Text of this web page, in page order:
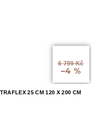
6 799 Kč
–4 %
25 CM 120 X 200 CM